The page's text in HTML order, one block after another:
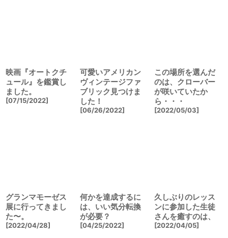
映画『オートクチ
ュール』を鑑賞し
ました。
[07/15/2022]
可愛いアメリカン
ヴィンテージファ
ブリック見つけま
した！
[06/26/2022]
この場所を選んだ
のは、クローバー
が咲いていたか
ら・・・
[2022/05/03]
グランマモーゼス
展に行ってきまし
た〜。
[2022/04/28]
何かを達成するに
は、いい気分転換
が必要？
[04/25/2022]
久しぶりのレッス
ンに参加した生徒
さんを癒すのは、
[2022/04/05]